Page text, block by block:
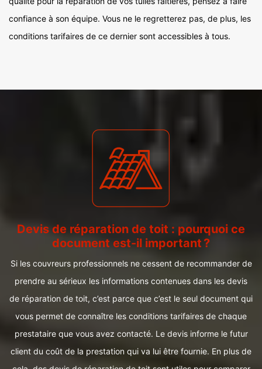
confiance à son équipe. Vous ne le regretterez pas, de plus, les
conditions tarifaires de ce dernier sont accessibles à tous.
Devis de réparation de toit : pourquoi ce
document est-il important ?
Si les couvreurs professionnels ne cessent de recommander de
prendre au sérieux les informations contenues dans les devis
de réparation de toit, c’est parce que c’est le seul document qui
vous permet de connaître les conditions tarifaires de chaque
prestataire que vous avez contacté. Le devis informe le futur
client du coût de la prestation qui va lui être fournie. En plus de